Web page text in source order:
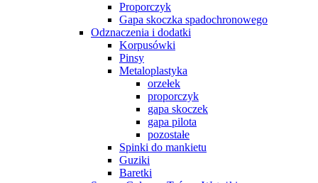
Proporczyk
Gapa skoczka spadochronowego
Odznaczenia i dodatki
Korpusówki
Pinsy
Metaloplastyka
orzełek
proporczyk
gapa skoczek
gapa pilota
pozostałe
Spinki do mankietu
Guziki
Baretki